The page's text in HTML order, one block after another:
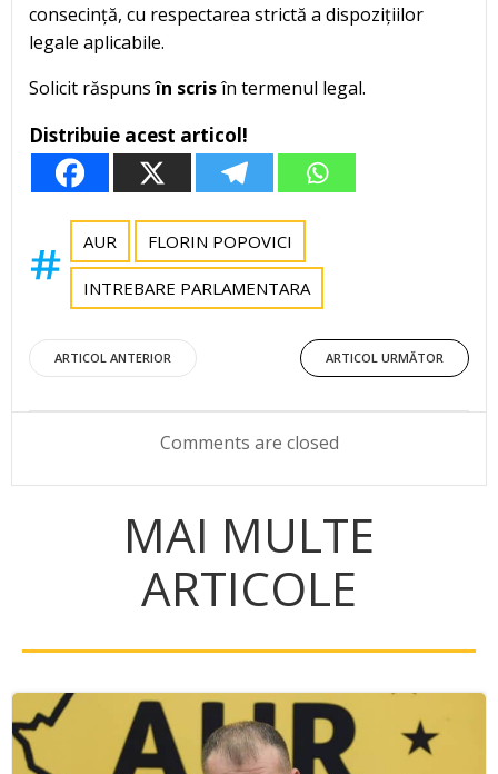
consecință, cu respectarea strictă a dispozițiilor
legale aplicabile.
Solicit răspunsîn scrisîn termenul legal.
Distribuie acest articol!
AUR FLORIN POPOVICI
INTREBARE PARLAMENTARA
Post
navigation
ARTICOL ANTERIOR
Post
navigation
ARTICOL URMĂTOR
Comments are closed
MAI MULTE
ARTICOLE